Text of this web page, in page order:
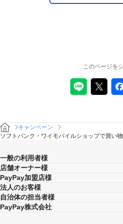
このページを
キャンペーン
ソフトバンク・ワイモバイルショップで買い
一般の利用者様
店舗オーナー様
PayPay加盟店様
法人のお客様
自治体の担当者様
PayPay株式会社